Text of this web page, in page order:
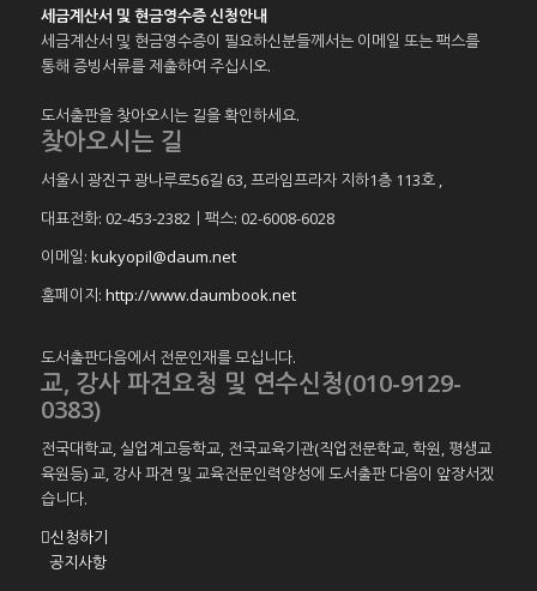
세금계산서 및 현금영수증 신청안내
세금계산서 및 현금영수증이 필요하신분들께서는 이메일 또는 팩스를
통해 증빙서류를 제출하여 주십시오.
도서출판을 찾아오시는 길을 확인하세요.
찾아오시는 길
서울시 광진구 광나루로56길 63, 프라임프라자 지하1층 113호 ,
대표전화: 02-453-2382ㅣ팩스: 02-6008-6028
이메일: kukyopil@daum.net
홈페이지: http://www.daumbook.net
도서출판다음에서 전문인재를 모십니다.
교, 강사 파견요청 및 연수신청(010-9129-
0383)
전국대학교, 실업계고등학교, 전국교육기관(직업전문학교, 학원, 평생교
육원등) 교, 강사 파견 및 교육전문인력양성에 도서출판 다음이 앞장서겠
습니다.
신청하기
공지사항